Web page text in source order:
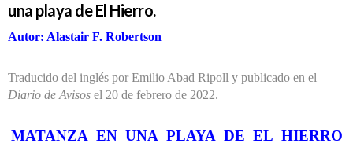
una playa de El Hierro.
Autor: Alastair F. Robertson
Traducido del inglés por Emilio Abad Ripoll y publicado en el
Diario de Avisos el 20 de febrero de 2022.
MATANZA EN UNA PLAYA DE EL HIERRO